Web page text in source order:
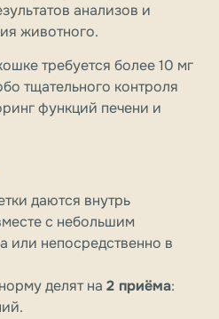
анализов и
животного.
требуется более 10 мг
тщательного контроля
функций печени и
даются внутрь
с небольшим
или непосредственно в
делят на 2 приёма: